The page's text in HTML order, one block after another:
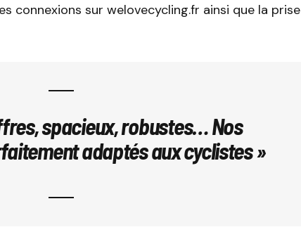
connexions sur welovecycling.fr ainsi que la prise
spacieux, robustes… Nos
adaptés aux cyclistes »